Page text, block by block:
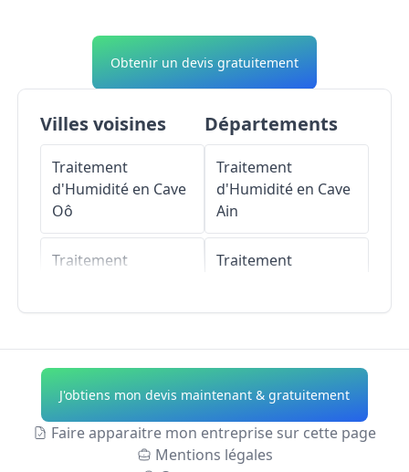
Obtenir un devis gratuitement
Villes voisines
Traitement
d'Humidité en Cave
Oô
Traitement
Traitement
Jurvielle
Traitement
Départements
Traitement
d'Humidité en Cave
Ain
Traitement
Traitement
Allier
Traitement
J'obtiens mon devis maintenant & gratuitement
Faire apparaitre mon entreprise sur cette page
Mentions légales